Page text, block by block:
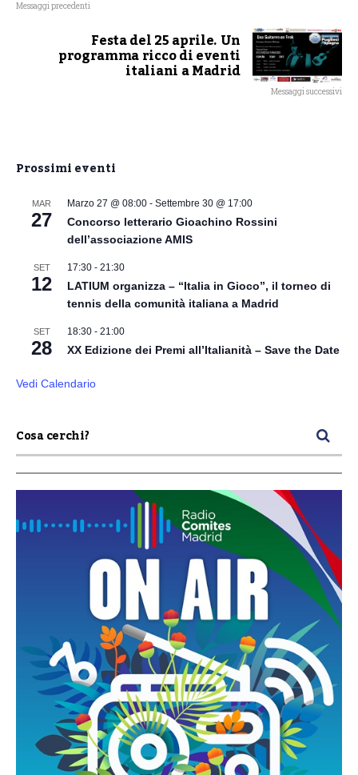
Messaggi precedenti
Festa del 25 aprile. Un
programma ricco di eventi
italiani a Madrid
Messaggi successivi
Prossimi eventi
MAR
27
Marzo 27 @ 08:00 - Settembre 30 @ 17:00
Concorso letterario Gioachino Rossini
dell’associazione AMIS
SET
12
17:30 - 21:30
LATIUM organizza – “Italia in Gioco”, il torneo di
tennis della comunità italiana a Madrid
SET
28
18:30 - 21:00
XX Edizione dei Premi all’Italianità – Save the Date
Vedi Calendario